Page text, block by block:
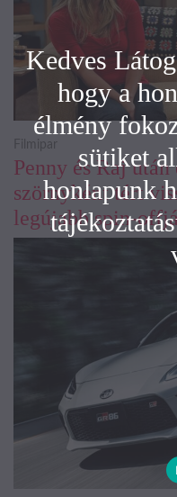
Penny és Raj
szörnyként tért
legújabb spin-
Filmipar
Kedves
hogy a
élmény
sütiket
honlapunk